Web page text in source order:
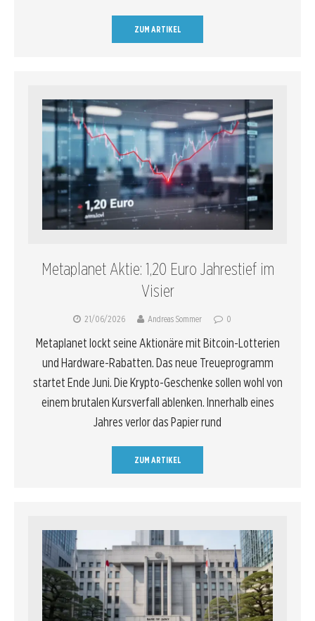
ZUM ARTIKEL
Metaplanet Aktie: 1,20 Euro Jahrestief im
Visier
21/06/2026 Andreas Sommer 0
Metaplanet lockt seine Aktionäre mit Bitcoin-Lotterien
und Hardware-Rabatten. Das neue Treueprogramm
startet Ende Juni. Die Krypto-Geschenke sollen wohl von
einem brutalen Kursverfall ablenken. Innerhalb eines
Jahres verlor das Papier rund
ZUM ARTIKEL